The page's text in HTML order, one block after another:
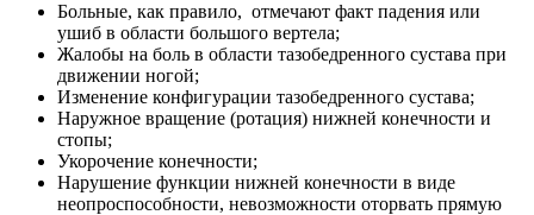
Больные, как правило, отмечают факт падения или
ушиб в области большого вертела;
Жалобы на боль в области тазобедренного сустава при
движении ногой;
Изменение конфигурации тазобедренного сустава;
Наружное вращение (ротация) нижней конечности и
стопы;
Укорочение конечности;
Нарушение функции нижней конечности в виде
неопроспособности, невозможности оторвать прямую